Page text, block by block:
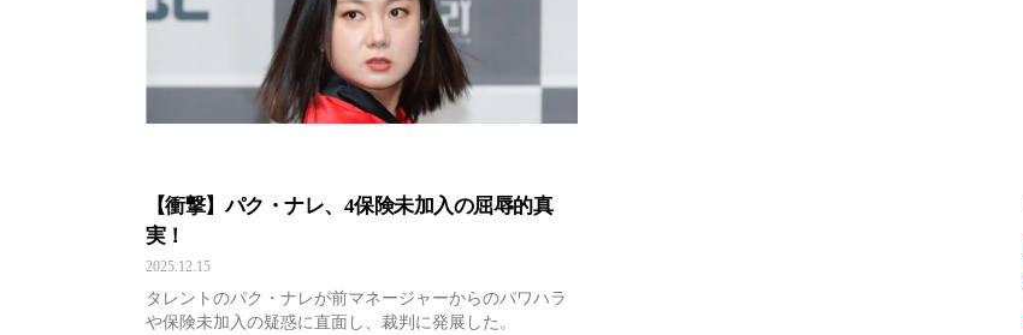
【衝撃】パク・ナレ、4保険未加入の屈辱的真
実！
2025.12.15
タレントのパク・ナレが前マネージャーからのパワハラ
や保険未加入の疑惑に直面し、裁判に発展した。